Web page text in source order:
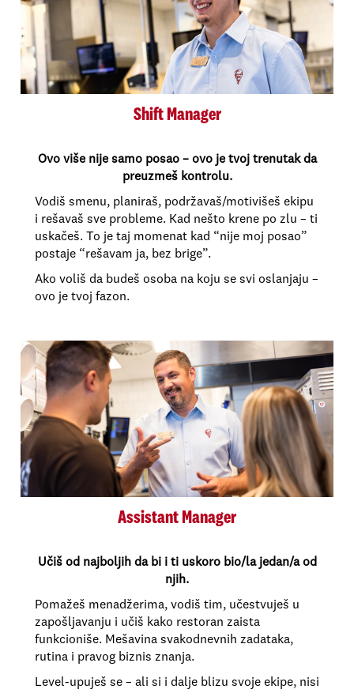
Shift Manager
Ovo više nije samo posao – ovo je tvoj trenutak da
preuzmeš kontrolu.
Vodiš smenu, planiraš, podržavaš/motivišeš ekipu
i rešavaš sve probleme. Kad nešto krene po zlu – ti
uskačeš. To je taj momenat kad “nije moj posao”
postaje “rešavam ja, bez brige”.
Ako voliš da budeš osoba na koju se svi oslanjaju –
ovo je tvoj fazon.
Assistant Manager
Učiš od najboljih da bi i ti uskoro bio/la jedan/a od
njih.
Pomažeš menadžerima, vodiš tim, učestvuješ u
zapošljavanju i učiš kako restoran zaista
funkcioniše. Mešavina svakodnevnih zadataka,
rutina i pravog biznis znanja.
Level-upuješ se – ali si i dalje blizu svoje ekipe, nisi